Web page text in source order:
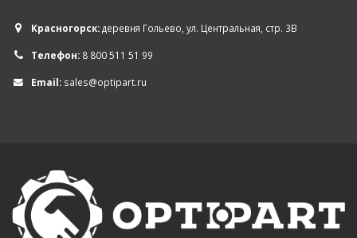
Красногорск:деревня Гольево, ул. Центральная, стр. 3В
Телефон: 8 800 511 51 99
Email: sales@optipart.ru